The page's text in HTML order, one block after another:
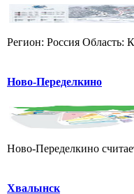
Регион: Россия Область:
Ново-Переделкино
Ново-Переделкино
Хвалынск